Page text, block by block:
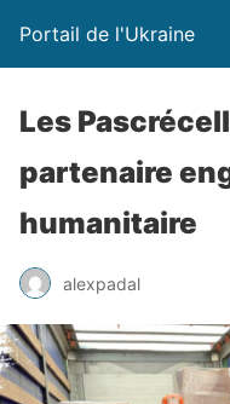
Portail de l'Ukraine
Les
partenaire
humanitaire
alexpadal